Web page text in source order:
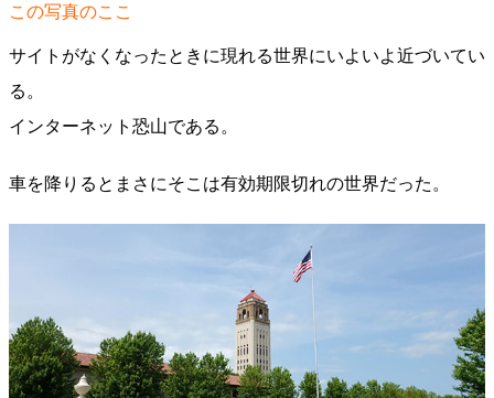
この写真のここ
サイトがなくなったときに現れる世界にいよいよ近づいてい
る。
インターネット恐山である。
車を降りるとまさにそこは有効期限切れの世界だった。